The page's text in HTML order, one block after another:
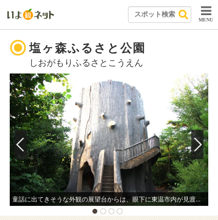
MENU
塩ヶ森ふるさと公園
しおがもりふるさとこうえん
童話に出てきそうな外観の展望台からは、眼下に東温市内が見渡せ、遠く中国山地まで一望できる。